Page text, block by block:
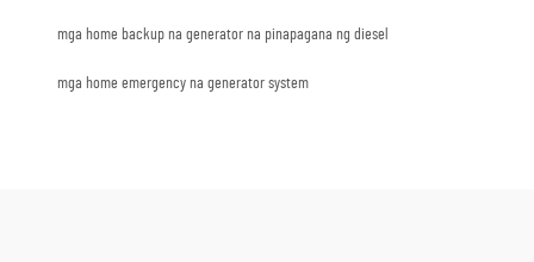
mga home backup na generator na pinapagana ng diesel
mga home emergency na generator system